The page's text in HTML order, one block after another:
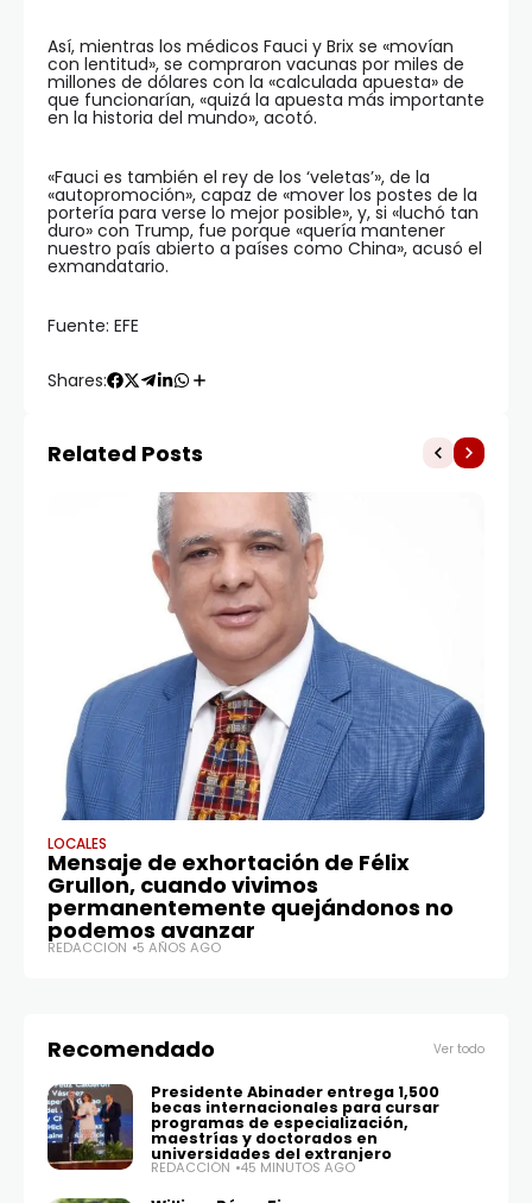
Así, mientras los médicos Fauci y Brix se «movían
con lentitud», se compraron vacunas por miles de
millones de dólares con la «calculada apuesta» de
que funcionarían, «quizá la apuesta más importante
en la historia del mundo», acotó.
«Fauci es también el rey de los ‘veletas’», de la
«autopromoción», capaz de «mover los postes de la
portería para verse lo mejor posible», y, si «luchó tan
duro» con Trump, fue porque «quería mantener
nuestro país abierto a países como China», acusó el
exmandatario.
Fuente: EFE
Shares:
Related Posts
LOCALES
Mensaje de exhortación de Félix
Grullon, cuando vivimos
permanentemente quejándonos no
podemos avanzar
REDACCIÓN 5 AÑOS AGO
Recomendado Ver todo
Presidente Abinader entrega 1,500
becas internacionales para cursar
programas de especialización,
maestrías y doctorados en
universidades del extranjero
REDACCIÓN 45 MINUTOS AGO